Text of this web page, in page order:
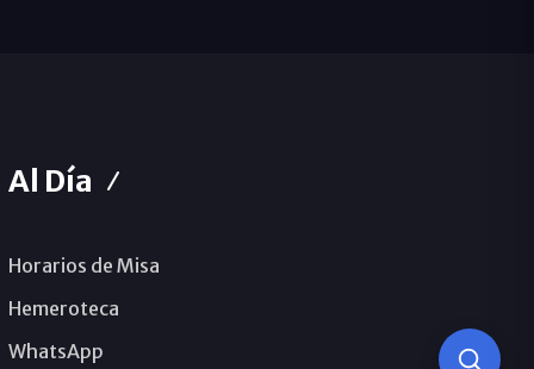
Al Día
Horarios de Misa
Hemeroteca
WhatsApp